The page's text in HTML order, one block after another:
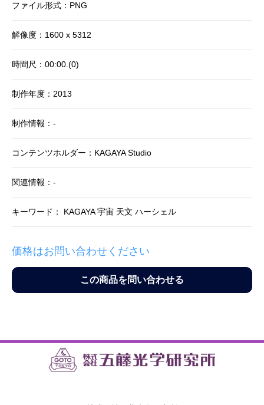
ファイル形式：PNG
解像度：1600 x 5312
時間尺：00:00.(0)
制作年度：2013
制作情報：-
コンテンツホルダー：KAGAYA Studio
関連情報：-
キーワード： KAGAYA 宇宙 天文 ハーシェル
価格はお問い合わせください
この商品を問い合わせる